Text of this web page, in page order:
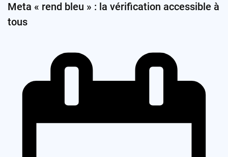
Meta « rend bleu » : la vérification accessible à
tous